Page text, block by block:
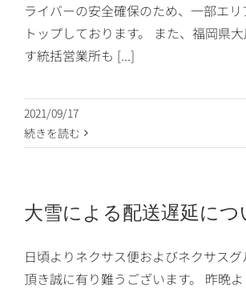
ライバーの安全確保のため、一部エ
トップしております。 また、福岡県
す統括営業所も [...]
2021/09/17
続きを読む
大雪による配送遅延につ
日頃よりネクサス便およびネクサス
頂き誠に有り難うございます。 昨晩